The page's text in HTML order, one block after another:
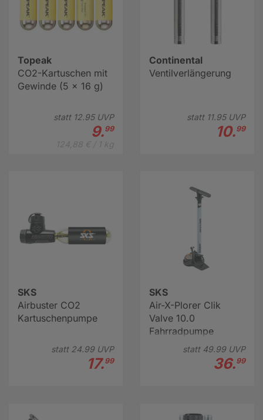
Topeak
CO2-Kartuschen mit
Gewinde (5 x 16 g)
statt 12.95UVP
9.99
Continental
Ventilverlängerung
statt 11.95UVP
10.99
SKS
Airbuster CO2
Kartuschenpumpe
statt 24.99UVP
17.99
SKS
Air-X-Plorer Clik
Valve 10.0
Fahrradpumpe
statt 49.99UVP
36.99